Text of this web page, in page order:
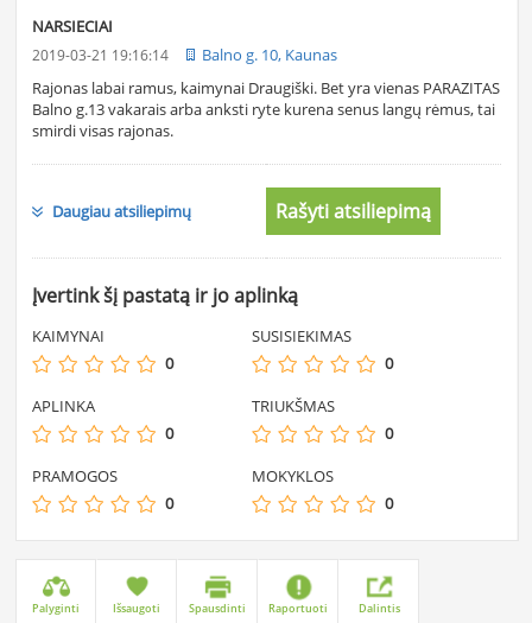
NARSIECIAI
2019-03-21 19:16:14
Balno g. 10, Kaunas
Rajonas labai ramus, kaimynai Draugiški. Bet yra vienas PARAZITAS
Balno g.13 vakarais arba anksti ryte kurena senus langų rėmus, tai
smirdi visas rajonas.
Daugiau atsiliepimų Rašyti atsiliepimą
Įvertink šį pastatą ir jo aplinką
KAIMYNAI
0
SUSISIEKIMAS
0
APLINKA
0
TRIUKŠMAS
0
PRAMOGOS
0
MOKYKLOS
0
Palyginti Išsaugoti Spausdinti Raportuoti Dalintis